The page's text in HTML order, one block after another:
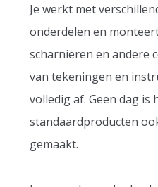
Je werkt met
onderdelen en
scharnieren en andere
van tekeningen en
volledig af. Geen dag
standaardproducten
gemaakt.